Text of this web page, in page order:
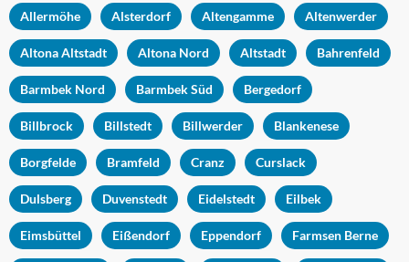
Allermöhe Alsterdorf Altengamme Altenwerder
Altona Altstadt Altona Nord Altstadt Bahrenfeld
Barmbek Nord Barmbek Süd Bergedorf
Billbrock Billstedt Billwerder Blankenese
Borgfelde Bramfeld Cranz Curslack
Dulsberg Duvenstedt Eidelstedt Eilbek
Eimsbüttel Eißendorf Eppendorf Farmsen Berne